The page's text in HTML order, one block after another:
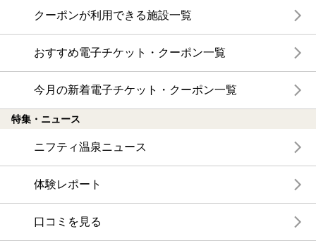
クーポンが利用できる施設一覧
おすすめ電子チケット・クーポン一覧
今月の新着電子チケット・クーポン一覧
特集・ニュース
ニフティ温泉ニュース
体験レポート
口コミを見る